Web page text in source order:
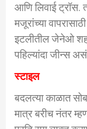
आणि लिवाई ट्रॉस.
मजूरांच्या
इटलीतील जेनेओ
पहिल्यांदा जीन्स
स्टाइल
बदलत्या काळात
मात्र बरीच नंतर